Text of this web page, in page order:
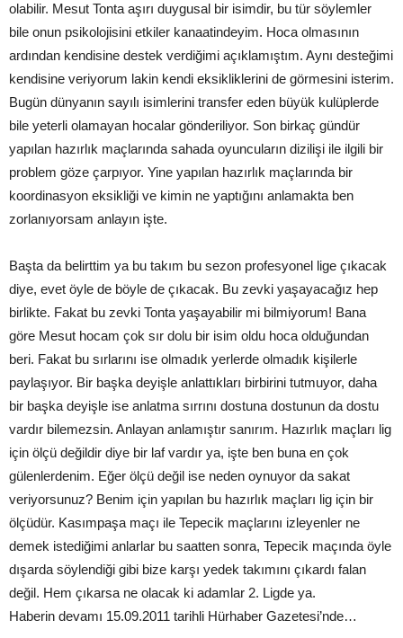
olabilir. Mesut Tonta aşırı duygusal bir isimdir, bu tür söylemler
bile onun psikolojisini etkiler kanaatindeyim. Hoca olmasının
ardından kendisine destek verdiğimi açıklamıştım. Aynı desteğimi
kendisine veriyorum lakin kendi eksikliklerini de görmesini isterim.
Bugün dünyanın sayılı isimlerini transfer eden büyük kulüplerde
bile yeterli olamayan hocalar gönderiliyor. Son birkaç gündür
yapılan hazırlık maçlarında sahada oyuncuların dizilişi ile ilgili bir
problem göze çarpıyor. Yine yapılan hazırlık maçlarında bir
koordinasyon eksikliği ve kimin ne yaptığını anlamakta ben
zorlanıyorsam anlayın işte.
Başta da belirttim ya bu takım bu sezon profesyonel lige çıkacak
diye, evet öyle de böyle de çıkacak. Bu zevki yaşayacağız hep
birlikte. Fakat bu zevki Tonta yaşayabilir mi bilmiyorum! Bana
göre Mesut hocam çok sır dolu bir isim oldu hoca olduğundan
beri. Fakat bu sırlarını ise olmadık yerlerde olmadık kişilerle
paylaşıyor. Bir başka deyişle anlattıkları birbirini tutmuyor, daha
bir başka deyişle ise anlatma sırrını dostuna dostunun da dostu
vardır bilemezsin. Anlayan anlamıştır sanırım. Hazırlık maçları lig
için ölçü değildir diye bir laf vardır ya, işte ben buna en çok
gülenlerdenim. Eğer ölçü değil ise neden oynuyor da sakat
veriyorsunuz? Benim için yapılan bu hazırlık maçları lig için bir
ölçüdür. Kasımpaşa maçı ile Tepecik maçlarını izleyenler ne
demek istediğimi anlarlar bu saatten sonra, Tepecik maçında öyle
dışarda söylendiği gibi bize karşı yedek takımını çıkardı falan
değil. Hem çıkarsa ne olacak ki adamlar 2. Ligde ya.
Haberin devamı 15.09.2011 tarihli Hürhaber Gazetesi’nde…